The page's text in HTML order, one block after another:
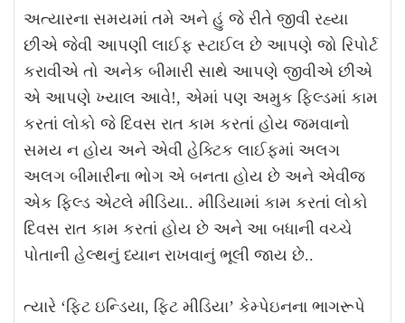
અત્યારના સમયમાં તમે અને હું જે રીતે જીવી રહ્યા
છીએ જેવી આપણી લાઈફ સ્ટાઈલ છે આપણે જો રિપોર્ટ
કરાવીએ તો અનેક બીમારી સાથે આપણે જીવીએ છીએ
એ આપણે ખ્યાલ આવે!, એમાં પણ અમુક ફિલ્ડમાં કામ
કરતાં લોકો જે દિવસ રાત કામ કરતાં હોય જમવાનો
સમય ન હોય અને એવી હેક્ટિક લાઈફમાં અલગ
અલગ બીમારીના ભોગ એ બનતા હોય છે અને એવીજ
એક ફિલ્ડ એટલે મીડિયા.. મીડિયામાં કામ કરતાં લોકો
દિવસ રાત કામ કરતાં હોય છે અને આ બધાની વચ્ચે
પોતાની હેલ્થનું ધ્યાન રાખવાનું ભૂલી જાય છે..
ત્યારે ‘ફિટ ઇન્ડિયા, ફિટ મીડિયા’ કેમ્પેઇનના ભાગરૂપે